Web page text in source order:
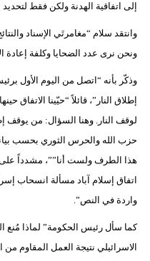
إلى اتفاقية الهدنة ولكن فقط لتحديد
وانتقد سلام “مغامرتَي الإسناد
ونحن نرى عدد الضحايا وكلفة إعادة
وذكّر بأنه “اتصل من اليوم الأول
إطلاق النار”، قائلاً “حيّينا
لوقف النار. وهنا السؤال: من يوقف
حزب الله والحرس الثوري بحسب
هذا الطرف ولست أنا””، مشدداً
واردة في النص”.
الاسرائيلي نتيجة العمل المقاوم من